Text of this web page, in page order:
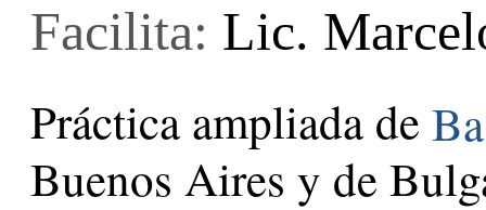
Facilita: Lic.
Práctica ampliada de
Buenos Aires y de